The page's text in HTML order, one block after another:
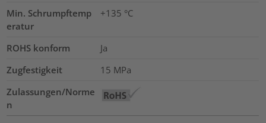
Min. Schrumpftemp
eratur
+135 °C
ROHS konform
Ja
Zugfestigkeit
15 MPa
Zulassungen/Norme
n